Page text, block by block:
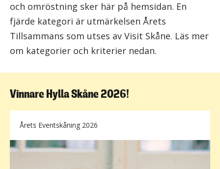
och omröstning sker här på hemsidan. En
fjärde kategori är utmärkelsen Årets
Tillsammans som utses av Visit Skåne. Läs mer
om kategorier och kriterier nedan.
Vinnare Hylla Skåne 2026!
Årets Eventskåning 2026